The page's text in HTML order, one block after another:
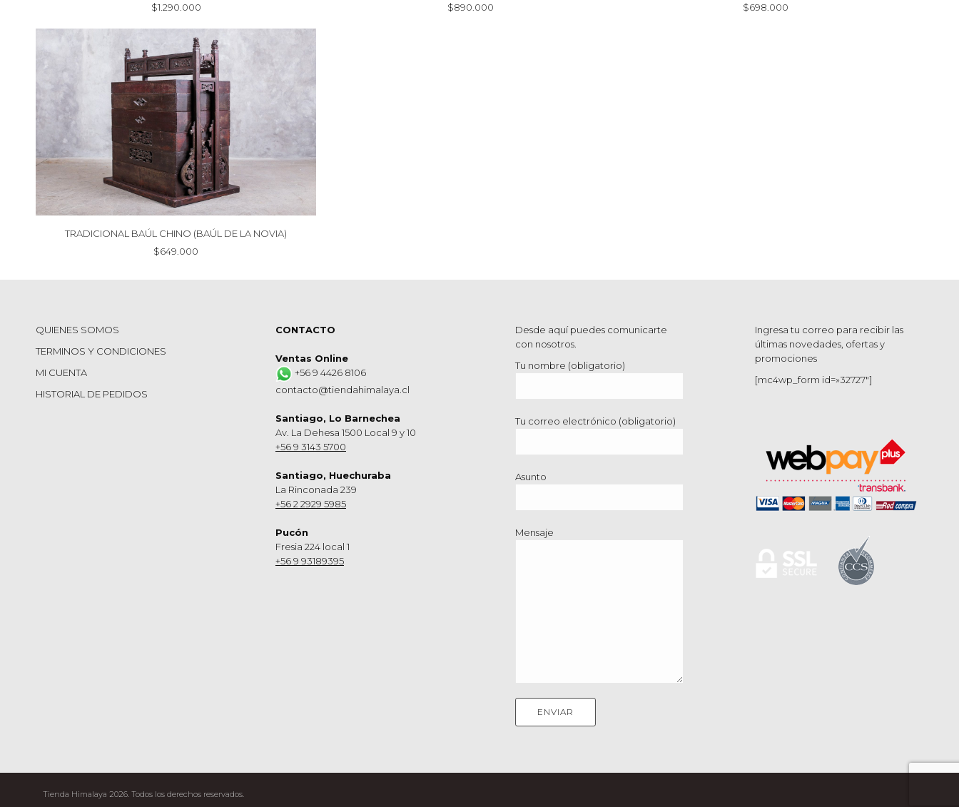
$1.290.000
$890.000
$698.000
TRADICIONAL BAÚL CHINO (BAÚL DE LA NOVIA)
$649.000
QUIENES SOMOS
TERMINOS Y CONDICIONES
MI CUENTA
HISTORIAL DE PEDIDOS
CONTACTO
Ventas Online
+56 9 4426 8106
contacto@tiendahimalaya.cl
Santiago, Lo Barnechea
Av. La Dehesa 1500 Local 9 y 10
+56 9 3143 5700
Santiago, Huechuraba
La Rinconada 239
+56 2 2929 5985
Pucón
Fresia 224 local 1
+56 9 93189395
Desde aquí puedes comunicarte
con nosotros.
Tu nombre (obligatorio)
Tu correo electrónico (obligatorio)
Asunto
Mensaje
Ingresa tu correo para recibir las
últimas novedades, ofertas y
promociones
[mc4wp_form id=»32727″]
Tienda Himalaya 2026. Todos los derechos reservados.